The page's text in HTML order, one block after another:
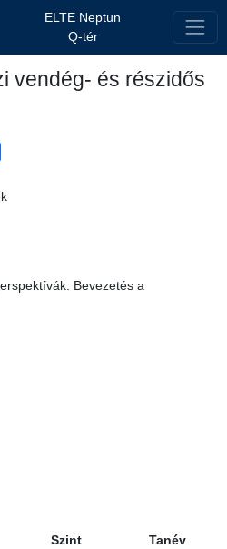
ELTE Neptun
Q-tér
vendég- és részidős
Bevezetés a
Szint
Tanév